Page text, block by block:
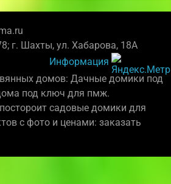
г. Шахты, ул. Хабарова, 18А
Информация
домов: Дачные домики под
под ключ для пмж.
садовые домики для
с фото и ценами: заказать